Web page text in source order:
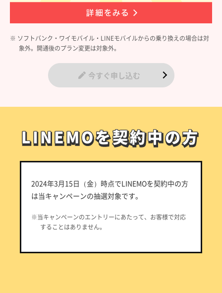
※ ソフトバンク・ワイモバイル・LINEモバイルからの乗り換えの場合は対
象外。開通後のプラン変更は対象外。
今すぐ申し込む
LINEMOを契約中の方
LINEMOを契約中の方
2024年3月15日（金）時点でLINEMOを契約中の方
は当キャンペーンの抽選対象です。
※当キャンペーンのエントリーにあたって、お客様で対応
することはありません。